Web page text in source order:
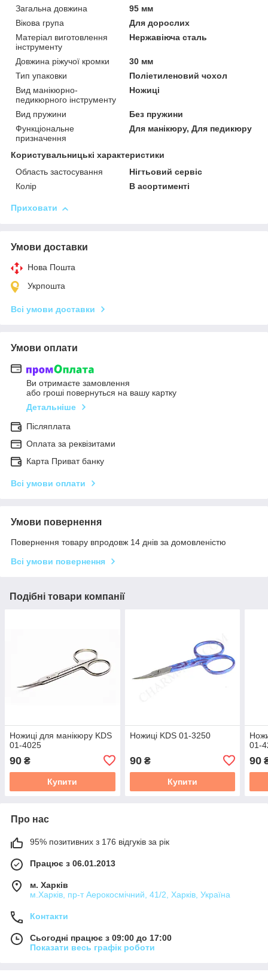
Загальна довжина
95 мм
Вікова група
Для дорослих
Матеріал виготовлення
інструменту
Нержавіюча сталь
Довжина ріжучої кромки
30 мм
Тип упаковки
Поліетиленовий чохол
Вид манікюрно-
педикюрного інструменту
Ножиці
Вид пружини
Без пружини
Функціональне
призначення
Для манікюру, Для педикюру
Користувальницькі характеристики
Область застосування
Нігтьовий сервіс
Колір
В асортименті
Приховати
Умови доставки
Нова Пошта
Укрпошта
Всі умови доставки
Умови оплати
Ви отримаєте замовлення
або гроші повернуться на вашу картку
Детальніше
Післяплата
Оплата за реквізитами
Карта Приват банку
Всі умови оплати
Умови повернення
Повернення товару впродовж 14 днів за домовленістю
Всі умови повернення
Подібні товари компанії
Ножиці для манікюру KDS
01-4025
90 ₴
Купити
Ножиці KDS 01-3250
90₴
Купити
01-
90
Про нас
95% позитивних з 176 відгуків за рік
Працює з 06.01.2013
м. Харків
м.Харків, пр-т Аерокосмічний, 41/2, Харків, Україна
Контакти
Сьогодні працює з 09:00 до 17:00
Показати весь графік роботи